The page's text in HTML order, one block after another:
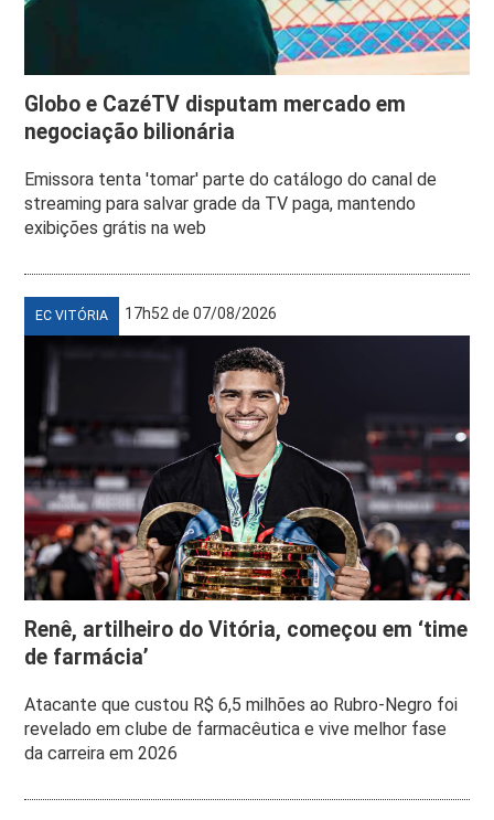
Globo e CazéTV disputam mercado em
negociação bilionária
Emissora tenta 'tomar' parte do catálogo do canal de
streaming para salvar grade da TV paga, mantendo
exibições grátis na web
EC VITÓRIA 17h52 de 07/08/2026
Renê, artilheiro do Vitória, começou em ‘time
de farmácia’
Atacante que custou R$ 6,5 milhões ao Rubro-Negro foi
revelado em clube de farmacêutica e vive melhor fase
da carreira em 2026